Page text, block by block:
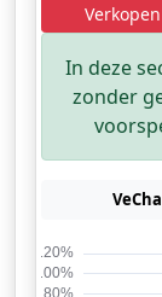
Verkopen
In deze
zonder